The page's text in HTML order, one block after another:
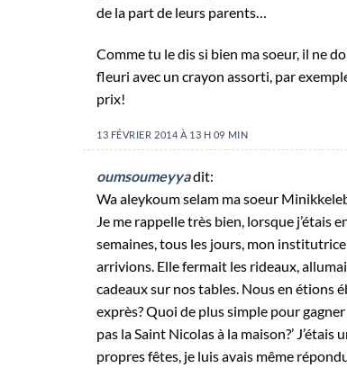
de la part de leurs parents…
Comme tu le dis si bien ma soeur, il ne
fleuri avec un crayon assorti, par
prix!
13 FÉVRIER 2014 À 13 H 09 MIN
oumsoumeyyadit:
Wa aleykoum selam ma soeur
Je me rappelle très bien, lorsque j’étais
semaines, tous les jours, mon
arrivions. Elle fermait les rideaux,
cadeaux sur nos tables. Nous en étions
exprès? Quoi de plus simple pour
pas la Saint Nicolas à la maison?’
propres fêtes, je luis avais même